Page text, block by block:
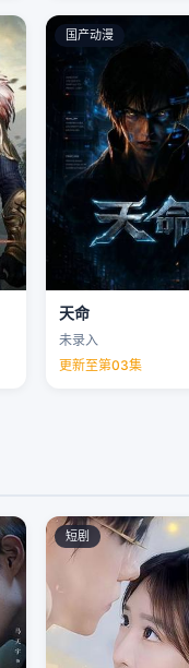
国产动漫
天命
未录入
更新至第03集
短剧